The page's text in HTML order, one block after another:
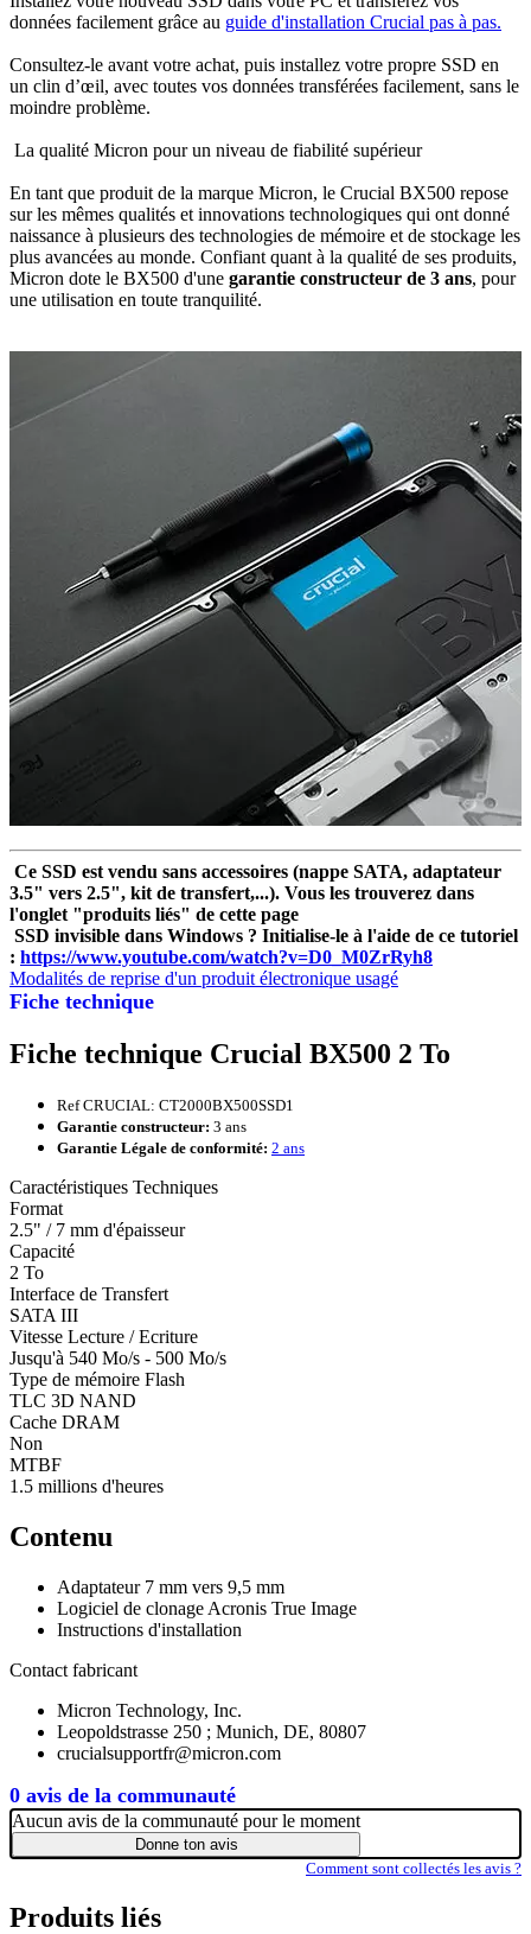
Fiche technique
0 avis de la communauté
données facilement grâce au guide d'installation Crucial pas à pas.
Consultez-le avant votre achat, puis installez votre propre SSD en
un clin d’œil, avec toutes vos données transférées facilement, sans le
moindre problème.
La qualité Micron pour un niveau de fiabilité supérieur
En tant que produit de la marque Micron, le Crucial BX500 repose
sur les mêmes qualités et innovations technologiques qui ont donné
naissance à plusieurs des technologies de mémoire et de stockage les
plus avancées au monde. Confiant quant à la qualité de ses produits,
Micron dote le BX500 d'une garantie constructeur de 3 ans, pour
une utilisation en toute tranquilité.
Ce SSD est vendu sans accessoires (nappe SATA, adaptateur
3.5" vers 2.5", kit de transfert,...). Vous les trouverez dans
l'onglet "produits liés" de cette page
SSD invisible dans Windows ? Initialise-le à l'aide de ce tutoriel
: https://www.youtube.com/watch?v=D0_M0ZrRyh8
Modalités de reprise d'un produit électronique usagé
Fiche technique Crucial BX500 2 To
Ref CRUCIAL: CT2000BX500SSD1
Garantie constructeur: 3 ans
Garantie Légale de conformité: 2 ans
Caractéristiques Techniques
Format
2.5" / 7 mm d'épaisseur
Capacité
2 To
Interface de Transfert
SATA III
Vitesse Lecture / Ecriture
Jusqu'à 540 Mo/s - 500 Mo/s
Type de mémoire Flash
TLC 3D NAND
Cache DRAM
Non
MTBF
1.5 millions d'heures
Contenu
Adaptateur 7 mm vers 9,5 mm
Logiciel de clonage Acronis True Image
Instructions d'installation
Contact fabricant
Micron Technology, Inc.
Leopoldstrasse 250 ; Munich, DE, 80807
crucialsupportfr@micron.com
Aucun avis de la communauté pour le moment
Donne ton avis
Comment sont collectés les avis ?
Produits liés